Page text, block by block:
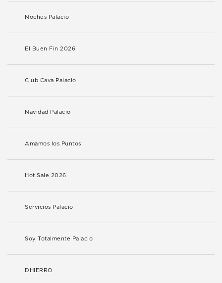
Noches Palacio
El Buen Fin 2026
Club Cava Palacio
Navidad Palacio
Amamos los Puntos
Hot Sale 2026
Servicios Palacio
Soy Totalmente Palacio
DHIERRO